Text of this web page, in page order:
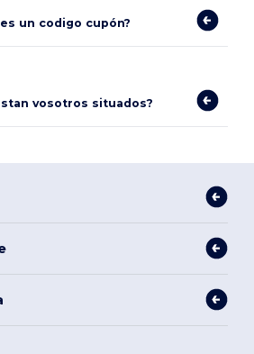
es un codigo cupón?
vosotros situados?